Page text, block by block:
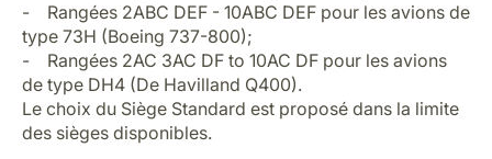
- Rangées 2ABC DEF - 10ABC DEF pour les avions de
type 73H (Boeing 737-800);
- Rangées 2AC 3AC DF to 10AC DF pour les avions
de type DH4 (De Havilland Q400).
Le choix du Siège Standard est proposé dans la limite
des sièges disponibles.